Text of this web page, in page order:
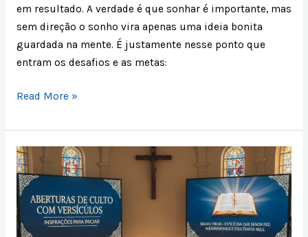
em resultado. A verdade é que sonhar é importante, mas
sem direção o sonho vira apenas uma ideia bonita
guardada na mente. É justamente nesse ponto que
entram os desafios e as metas:
Read More »
75
Aberturas
de
Culto
com